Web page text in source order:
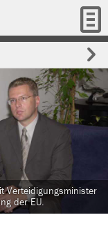
Verteidigungsminister
der EU.